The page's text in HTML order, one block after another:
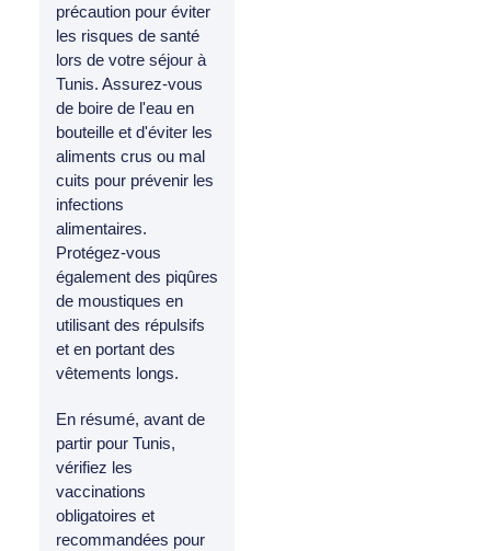
précaution pour éviter
les risques de santé
lors de votre séjour à
Tunis. Assurez-vous
de boire de l'eau en
bouteille et d'éviter les
aliments crus ou mal
cuits pour prévenir les
infections
alimentaires.
Protégez-vous
également des piqûres
de moustiques en
utilisant des répulsifs
et en portant des
vêtements longs.
En résumé, avant de
partir pour Tunis,
vérifiez les
vaccinations
obligatoires et
recommandées pour